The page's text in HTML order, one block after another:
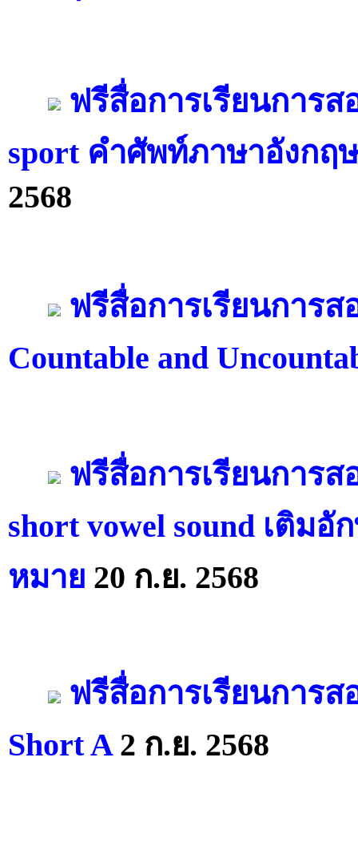
ฟรีสื่อการเรียนการส
sport คำศัพท์ภาษาอังก
2568
ฟรีสื่อการเรียนการ
Countable and
ฟรีสื่อการเรียนการส
short vowel sound เติม
หมาย 20 ก.ย. 2568
ฟรีสื่อการเรียนการ
Short A2 ก.ย. 2568